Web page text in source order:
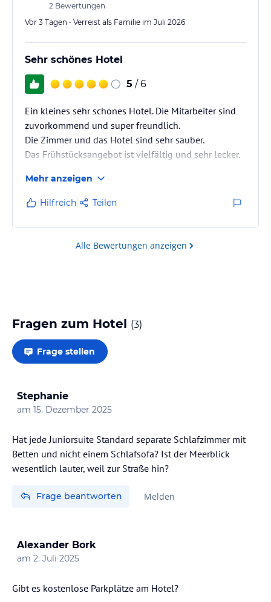
2 Bewertungen
Vor 3 Tagen • Verreist als Familie im Juli 2026
Sehr schönes Hotel
5 / 6
Ein kleines sehr schönes Hotel. Die Mitarbeiter sind
zuvorkommend und super freundlich.
Die Zimmer und das Hotel sind sehr sauber.
Das Frühstücksangebot ist vielfältig und sehr lecker.
Der Strand der direkt beim Hotel liegt, hat uns nicht
so gut gefallen. Aber es gibt in der Nähe sehr schöne
Strände. Lu Bagnu ist ein sehr schöner kleiner Ort. Ein
Mietauto würde ich empfehlen.
Mehr anzeigen
Hilfreich Teilen
Alle Bewertungen anzeigen
Fragen zum Hotel (3)
Frage stellen
Stephanie
am 15. Dezember 2025
Hat jede Juniorsuite Standard separate Schlafzimmer mit
Betten und nicht einem Schlafsofa? Ist der Meerblick
wesentlich lauter, weil zur Straße hin?
Frage beantworten Melden
Alexander Bork
am 2. Juli 2025
Gibt es kostenlose Parkplätze am Hotel?